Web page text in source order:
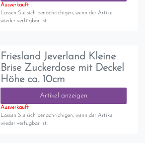
Ausverkauft
Lassen Sie sich benachrichigen, wenn der Artikel
wieder verfügbar ist.
Friesland Jeverland Kleine
Brise Zuckerdose mit Deckel
Höhe ca. 10cm
Artikel anzeigen
Ausverkauft
Lassen Sie sich benachrichigen, wenn der Artikel
wieder verfügbar ist.